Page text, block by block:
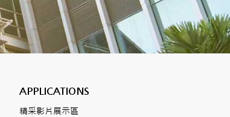
APPLICATIONS
精采影片展示區